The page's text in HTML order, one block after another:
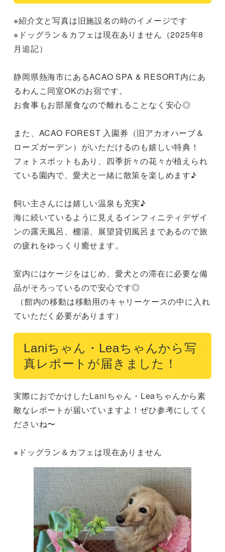
※紹介文と写真は旧施設名の時のイメージです
※ドッグラン＆カフェは現在ありません（2025年8
月追記）
静岡県熱海市にあるACAO SPA & RESORT内にあ
るわんこ同室OKのお宿です。
お食事もお部屋食なので離れることなく安心◎
また、ACAO FOREST 入園券（旧アカオハーブ＆
ローズガーデン）がいただけるのも嬉しい特典！
フォトスポットもあり、四季折々の花々が植えられ
ている園内で、愛犬と一緒に散策を楽しめます♪
飼い主さんには嬉しい温泉も充実♪
海に続いているように見えるインフィニティデザイ
ンの露天風呂、棚湯、展望貸切風呂まであるので旅
の疲れをゆっくり癒せます。
室内にはケージをはじめ、愛犬との滞在に必要な備
品がそろっているので安心です◎
ていただく必要があります）
Laniちゃん・Leaちゃんから写
真レポートが届きました！
実際におでかけしたLaniちゃん・Leaちゃんから素
敵なレポートが届いていますよ！ぜひ参考にしてく
ださいね〜
※ドッグラン＆カフェは現在ありません